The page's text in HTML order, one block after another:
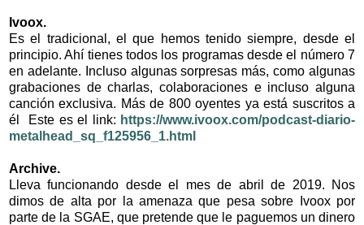
Ivoox.
Es el tradicional, el que hemos tenido siempre, desde el
principio. Ahí tienes todos los programas desde el número 7
en adelante. Incluso algunas sorpresas más, como algunas
grabaciones de charlas, colaboraciones e incluso alguna
canción exclusiva. Más de 800 oyentes ya está suscritos a
él Este es el link: https://www.ivoox.com/podcast-diario-
metalhead_sq_f125956_1.html
Archive.
Lleva funcionando desde el mes de abril de 2019. Nos
dimos de alta por la amenaza que pesa sobre Ivoox por
parte de la SGAE, que pretende que le paguemos un dinero